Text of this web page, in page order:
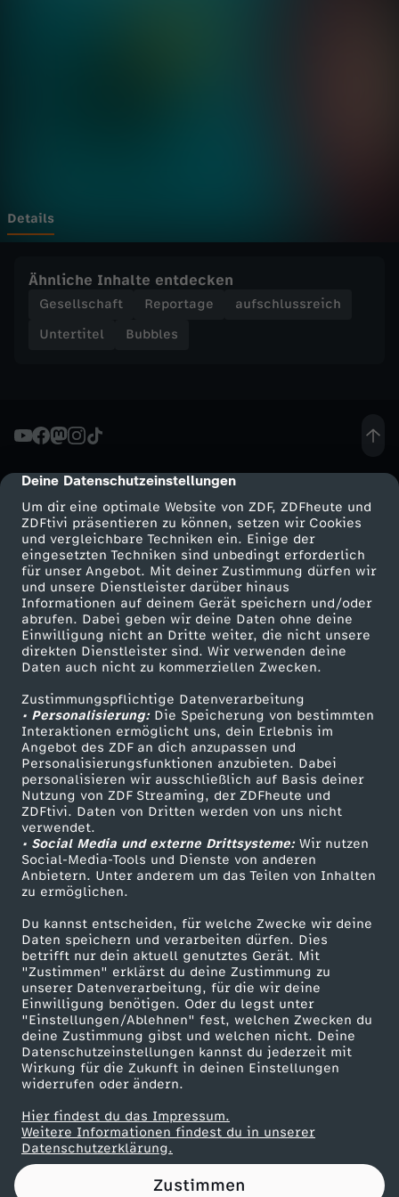
cmp-dialog-description
Deine Datenschutzeinstellungen
Um dir eine optimale Website von ZDF, ZDFheute und
ZDFtivi präsentieren zu können, setzen wir Cookies
und vergleichbare Techniken ein. Einige der
eingesetzten Techniken sind unbedingt erforderlich
für unser Angebot. Mit deiner Zustimmung dürfen wir
und unsere Dienstleister darüber hinaus
Informationen auf deinem Gerät speichern und/oder
abrufen. Dabei geben wir deine Daten ohne deine
Einwilligung nicht an Dritte weiter, die nicht unsere
direkten Dienstleister sind. Wir verwenden deine
Daten auch nicht zu kommerziellen Zwecken.
Zustimmungspflichtige Datenverarbeitung
• Personalisierung:Die Speicherung von bestimmten
Interaktionen ermöglicht uns, dein Erlebnis im
Angebot des ZDF an dich anzupassen und
Personalisierungsfunktionen anzubieten. Dabei
personalisieren wir ausschließlich auf Basis deiner
Nutzung von ZDF Streaming, der ZDFheute und
ZDFtivi. Daten von Dritten werden von uns nicht
verwendet.
• Social Media und externe Drittsysteme:Wir nutzen
Social-Media-Tools und Dienste von anderen
Anbietern. Unter anderem um das Teilen von Inhalten
zu ermöglichen.
Du kannst entscheiden, für welche Zwecke wir deine
Daten speichern und verarbeiten dürfen. Dies
betrifft nur dein aktuell genutztes Gerät. Mit
"Zustimmen" erklärst du deine Zustimmung zu
unserer Datenverarbeitung, für die wir deine
Einwilligung benötigen. Oder du legst unter
"Einstellungen/Ablehnen" fest, welchen Zwecken du
deine Zustimmung gibst und welchen nicht. Deine
Datenschutzeinstellungen kannst du jederzeit mit
Wirkung für die Zukunft in deinen Einstellungen
widerrufen oder ändern.
Hier findest du das Impressum.
Weitere Informationen findest du in unserer
Datenschutzerklärung.
Zustimmen
s
l
b
e
l
e
r
n
e
n
-
T
i
p
p
s
v
o
n
P
Details
Ähnliche Inhalte entdecken
Gesellschaft Reportage
aufschlussreich
Untertitel
Bubbles
Mehr ZDF
ZDF-Apps
Smart TV
ZDFtext
Livestreams
Sendungen A-Z
TV-Programm
Service
ZDFmitreden
Kontakt zum ZDF
Tickets
Zuschauerservice
Hilfe
ZDF Unternehmen
Karriere
ZDF goes Schule
Werbefernsehen
Mainzelmännchen
Partner